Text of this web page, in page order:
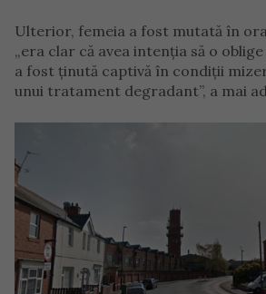
Ulterior, femeia a fost mutată în
„era clar că avea intenția să o
a fost ținută captivă în condiții
unui tratament degradant”, a mai